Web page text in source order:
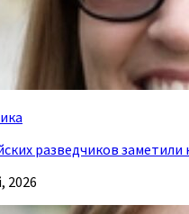
разведчиков заметили
2026